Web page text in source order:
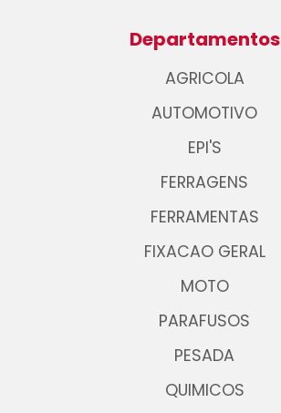
Departamentos
AGRICOLA
AUTOMOTIVO
EPI'S
FERRAGENS
FERRAMENTAS
FIXACAO GERAL
MOTO
PARAFUSOS
PESADA
QUIMICOS